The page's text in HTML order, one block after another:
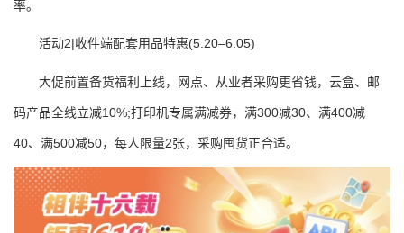
率。
活动2|收件端配套用品特惠(5.20–6.05)
大促前置备货福利上线，网点、从业者采购更省钱，云盒、邮
码产品全线立减10%;打印机专属满减券，满300减30、满400减
40、满500减50，每人限量2张，采购囤货正合适。